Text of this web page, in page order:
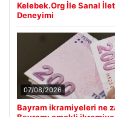
Kelebek.Org İle Sanal
Deneyimi
07/08/2026
Bayram ikramiyeleri ne